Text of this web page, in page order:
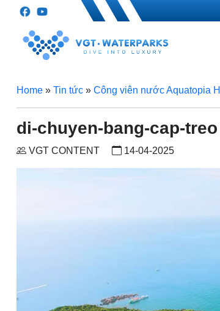
Home» Tin tức» Công viên nước Aquatopia
di-chuyen-bang-cap-treo
VGT CONTENT 14-04-2025